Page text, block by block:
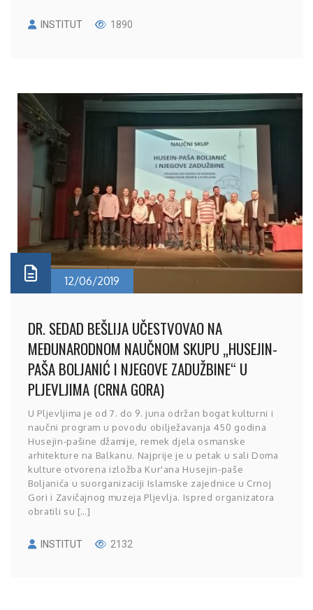
INSTITUT 1890
12/06/2019
DR. SEDAD BEŠLIJA UČESTVOVAO NA
MEĐUNARODNOM NAUČNOM SKUPU „HUSEJIN-
PAŠA BOLJANIĆ I NJEGOVE ZADUŽBINE“ U
PLJEVLJIMA (CRNA GORA)
U Pljevljima je od 7. do 9. juna održan bogat kulturni i
naučni program u povodu obilježavanja 450 godina
Husejin-pašine džamije, remek djela osmanske
arhitekture na Balkanu. Najprije je u petak u sali Doma
kulture otvorena izložba Kur'ana Husejin-paše
Boljanića u suorganizaciji Islamske zajednice u Crnoj
Gori i Zavičajnog muzeja Pljevlja. Ispred organizatora
obratili su […]
INSTITUT 2132